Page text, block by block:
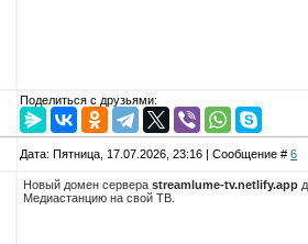
Поделиться с друзьями:
Дата: Пятница, 17.07.2026, 23:16 | Сообщение # 6
Новый домен сервера streamlume-tv.netlify.app
Медиастанцию на свой ТВ.